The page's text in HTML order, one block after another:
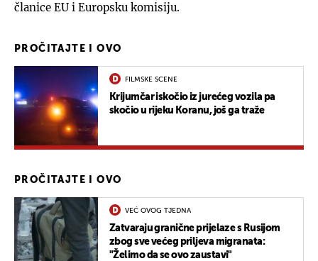
članice EU i Europsku komisiju.
PROČITAJTE I OVO
FILMSKE SCENE
Krijumčar iskočio iz jurećeg vozila pa
skočio u rijeku Koranu, još ga traže
PROČITAJTE I OVO
VEĆ OVOG TJEDNA
Zatvaraju granične prijelaze s Rusijom
zbog sve većeg priljeva migranata:
"Želimo da se ovo zaustavi"